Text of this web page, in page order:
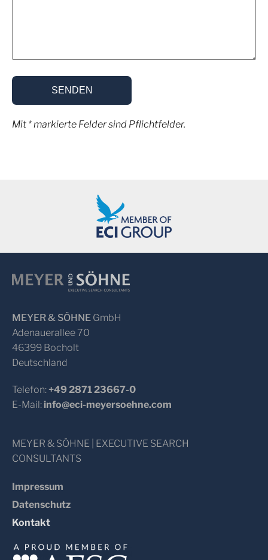
Mit * markierte Felder sind Pflichtfelder.
MEYER & SÖHNE GmbH
Adenauerallee 70
46399 Bocholt
Deutschland
Telefon:+49 2871 23667-0
E-Mail: info@eci-meyersoehne.com
MEYER & SÖHNE | EXECUTIVE SEARCH
CONSULTANTS
Impressum
Datenschutz
Kontakt